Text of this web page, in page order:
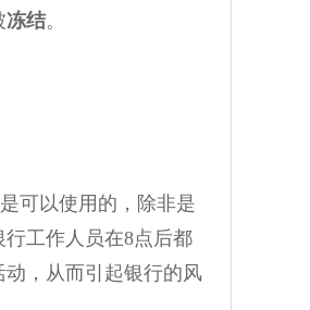
冻结。
可以使用的，除非是
工作人员在8点后都
动，从而引起银行的风